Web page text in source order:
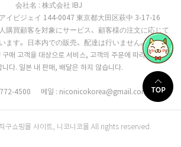
会社名 : 株式会社 IBJ
イビジェイ 144-0047 東京都大田区萩中 3-17-16
購買顧客を対象にサービス、顧客様の注文に応じて
ます。日本内での販売、配達は行いません。
매 고객을 대상으로 서비스, 고객의 주문에 따라 한국으
니다. 일본 내 판매, 배달은 하지 않습니다.
4500 메일 : niconicokorea@gmail.com
쇼핑몰 사이트, 니코니코몰 All rights reserved.